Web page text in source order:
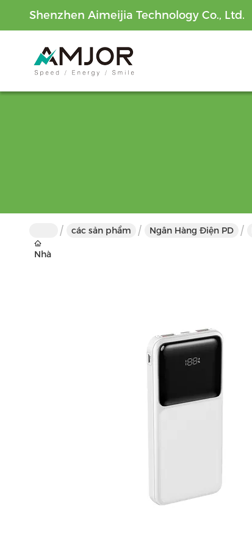
Shenzhen Aimeijia Technology Co., Ltd.
Nhà
các sản phẩm Ngân Hàng Điện PD